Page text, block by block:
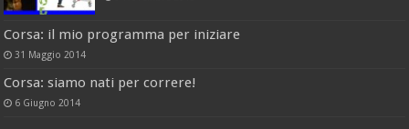
Corsa: il mio programma per iniziare
31 Maggio 2014
Corsa: siamo nati per correre!
6 Giugno 2014